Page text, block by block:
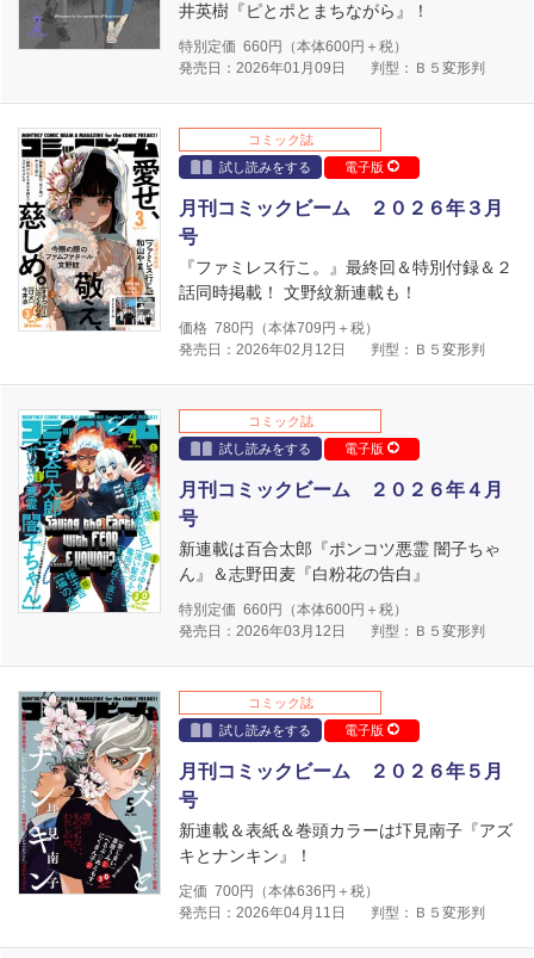
井英樹『ピとポとまちながら』！
特別定価 660円（本体600円＋税）
発売日：2026年01月09日
判型：Ｂ５変形判
コミック誌
試し読みをする
電子版
月刊コミックビーム ２０２６年３月
号
『ファミレス行こ。』最終回＆特別付録＆２
話同時掲載！ 文野紋新連載も！
価格 780円（本体709 円＋税）
発売日：2026年02月12日
判型：Ｂ５変形判
コミック誌
試し読みをする
電子版
月刊コミックビーム ２０２６年４月
号
新連載は百合太郎『ポンコツ悪霊 闇子ちゃ
ん』＆志野田麦『白粉花の告白』
特別定価 660円（本体600円＋税）
発売日：2026年03月12日
判型：Ｂ５変形判
コミック誌
試し読みをする
電子版
月刊コミックビーム ２０２６年５月
号
新連載＆表紙＆巻頭カラーは圷見南子『アズ
キとナンキン』！
定価 700円（本体636 円＋税）
発売日：2026年04月11日
判型：Ｂ５変形判